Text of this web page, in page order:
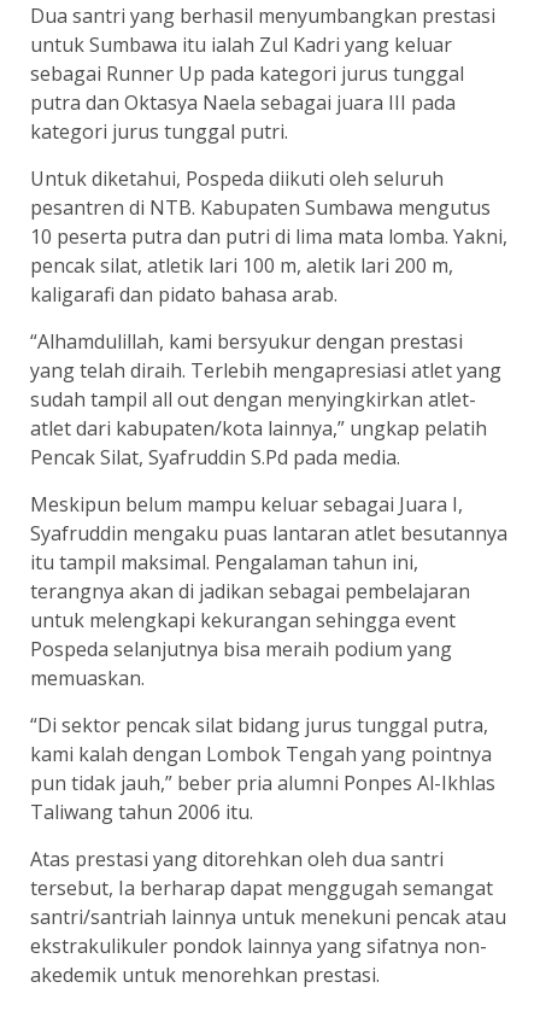
Dua santri yang berhasil menyumbangkan prestasi
untuk Sumbawa itu ialah Zul Kadri yang keluar
sebagai Runner Up pada kategori jurus tunggal
putra dan Oktasya Naela sebagai juara III pada
kategori jurus tunggal putri.
Untuk diketahui, Pospeda diikuti oleh seluruh
pesantren di NTB. Kabupaten Sumbawa mengutus
10 peserta putra dan putri di lima mata lomba. Yakni,
pencak silat, atletik lari 100 m, aletik lari 200 m,
kaligarafi dan pidato bahasa arab.
“Alhamdulillah, kami bersyukur dengan prestasi
yang telah diraih. Terlebih mengapresiasi atlet yang
sudah tampil all out dengan menyingkirkan atlet-
atlet dari kabupaten/kota lainnya,” ungkap pelatih
Pencak Silat, Syafruddin S.Pd pada media.
Meskipun belum mampu keluar sebagai Juara I,
Syafruddin mengaku puas lantaran atlet besutannya
itu tampil maksimal. Pengalaman tahun ini,
terangnya akan di jadikan sebagai pembelajaran
untuk melengkapi kekurangan sehingga event
Pospeda selanjutnya bisa meraih podium yang
memuaskan.
“Di sektor pencak silat bidang jurus tunggal putra,
kami kalah dengan Lombok Tengah yang pointnya
pun tidak jauh,” beber pria alumni Ponpes Al-Ikhlas
Taliwang tahun 2006 itu.
Atas prestasi yang ditorehkan oleh dua santri
tersebut, Ia berharap dapat menggugah semangat
santri/santriah lainnya untuk menekuni pencak atau
ekstrakulikuler pondok lainnya yang sifatnya non-
akedemik untuk menorehkan prestasi.